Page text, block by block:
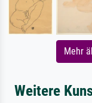
Mehr
Weitere